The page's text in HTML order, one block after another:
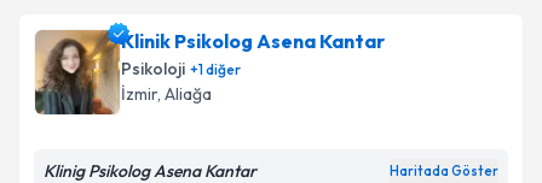
Klinik Psikolog Asena Kantar
Psikoloji +1diğer
İzmir, Aliağa
Klinig Psikolog Asena Kantar Haritada Göster